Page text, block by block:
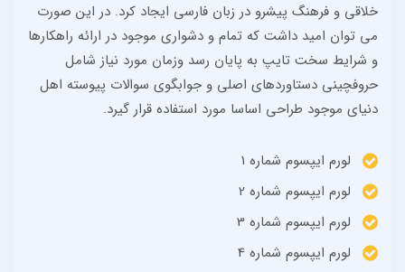
خلاقی و فرهنگ پیشرو در زبان فارسی ایجاد کرد. در این صورت
می توان امید داشت که تمام و دشواری موجود در ارائه راهکارها
و شرایط سخت تایپ به پایان رسد وزمان مورد نیاز شامل
حروفچینی دستاوردهای اصلی و جوابگوی سوالات پیوسته اهل
دنیای موجود طراحی اساسا مورد استفاده قرار گیرد.
لورم ایپسوم شماره 1
لورم ایپسوم شماره 2
لورم ایپسوم شماره 3
لورم ایپسوم شماره 4